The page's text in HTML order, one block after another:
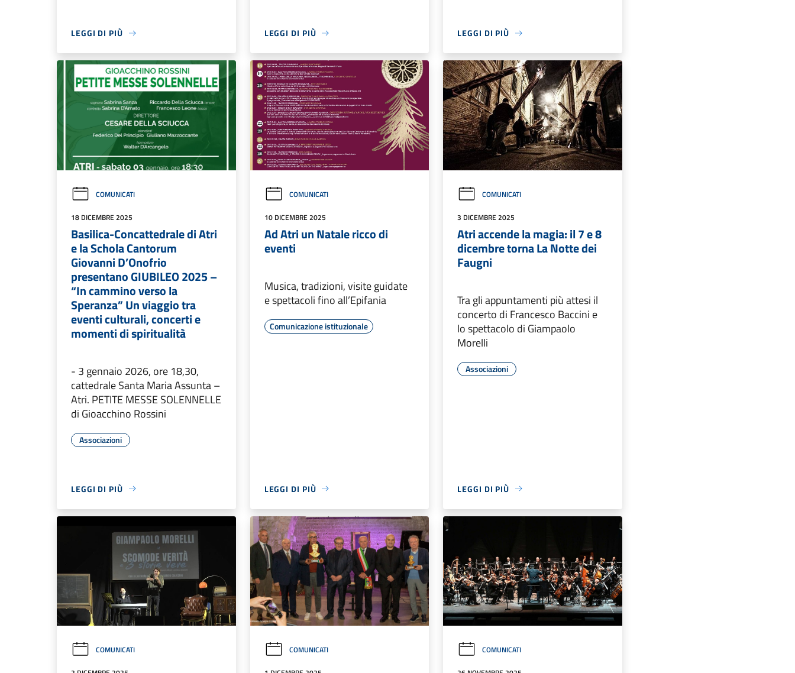
LEGGI DI PIÙ LEGGI DI PIÙ LEGGI DI PIÙ
COMUNICATI
18 DICEMBRE 2025
Basilica-Concattedrale di Atri
e la Schola Cantorum
Giovanni D’Onofrio
presentano GIUBILEO 2025 –
“In cammino verso la
Speranza” Un viaggio tra
eventi culturali, concerti e
momenti di spiritualità
- 3 gennaio 2026, ore 18,30,
cattedrale Santa Maria Assunta –
Atri. PETITE MESSE SOLENNELLE
di Gioacchino Rossini
Associazioni
LEGGI DI PIÙ
COMUNICATI
10 DICEMBRE 2025
Ad Atri un Natale ricco di
eventi
Musica, tradizioni, visite guidate
e spettacoli fino all’Epifania
Comunicazione istituzionale
LEGGI DI PIÙ
COMUNICATI
3 DICEMBRE 2025
Atri accende la magia: il 7 e 8
dicembre torna La Notte dei
Faugni
Tra gli appuntamenti più attesi il
concerto di Francesco Baccini e
lo spettacolo di Giampaolo
Morelli
Associazioni
LEGGI DI PIÙ
COMUNICATI COMUNICATI COMUNICATI